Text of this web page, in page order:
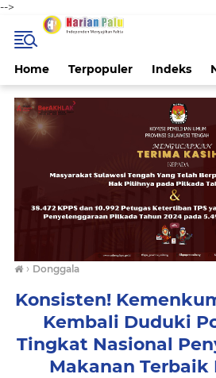
-->
Home Terpopuler Indeks
› Donggala
Konsisten!
Kembali Duduki
Tingkat Nasional
Makanan Terbaik